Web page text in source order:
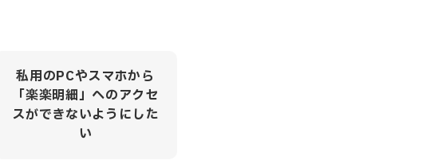
私用のPCやスマホから
「楽楽明細」へのアクセ
スができないようにした
い